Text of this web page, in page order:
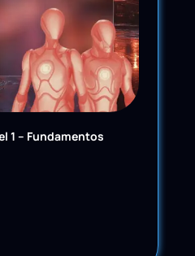
1 – Fundamentos